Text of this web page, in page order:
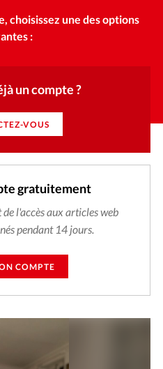
Chronique
Culture
Génération réveil
choisissez une des options
:
un compte ?
VOUS
gratuitement
l'accès aux articles web
pendant 14 jours.
COMPTE